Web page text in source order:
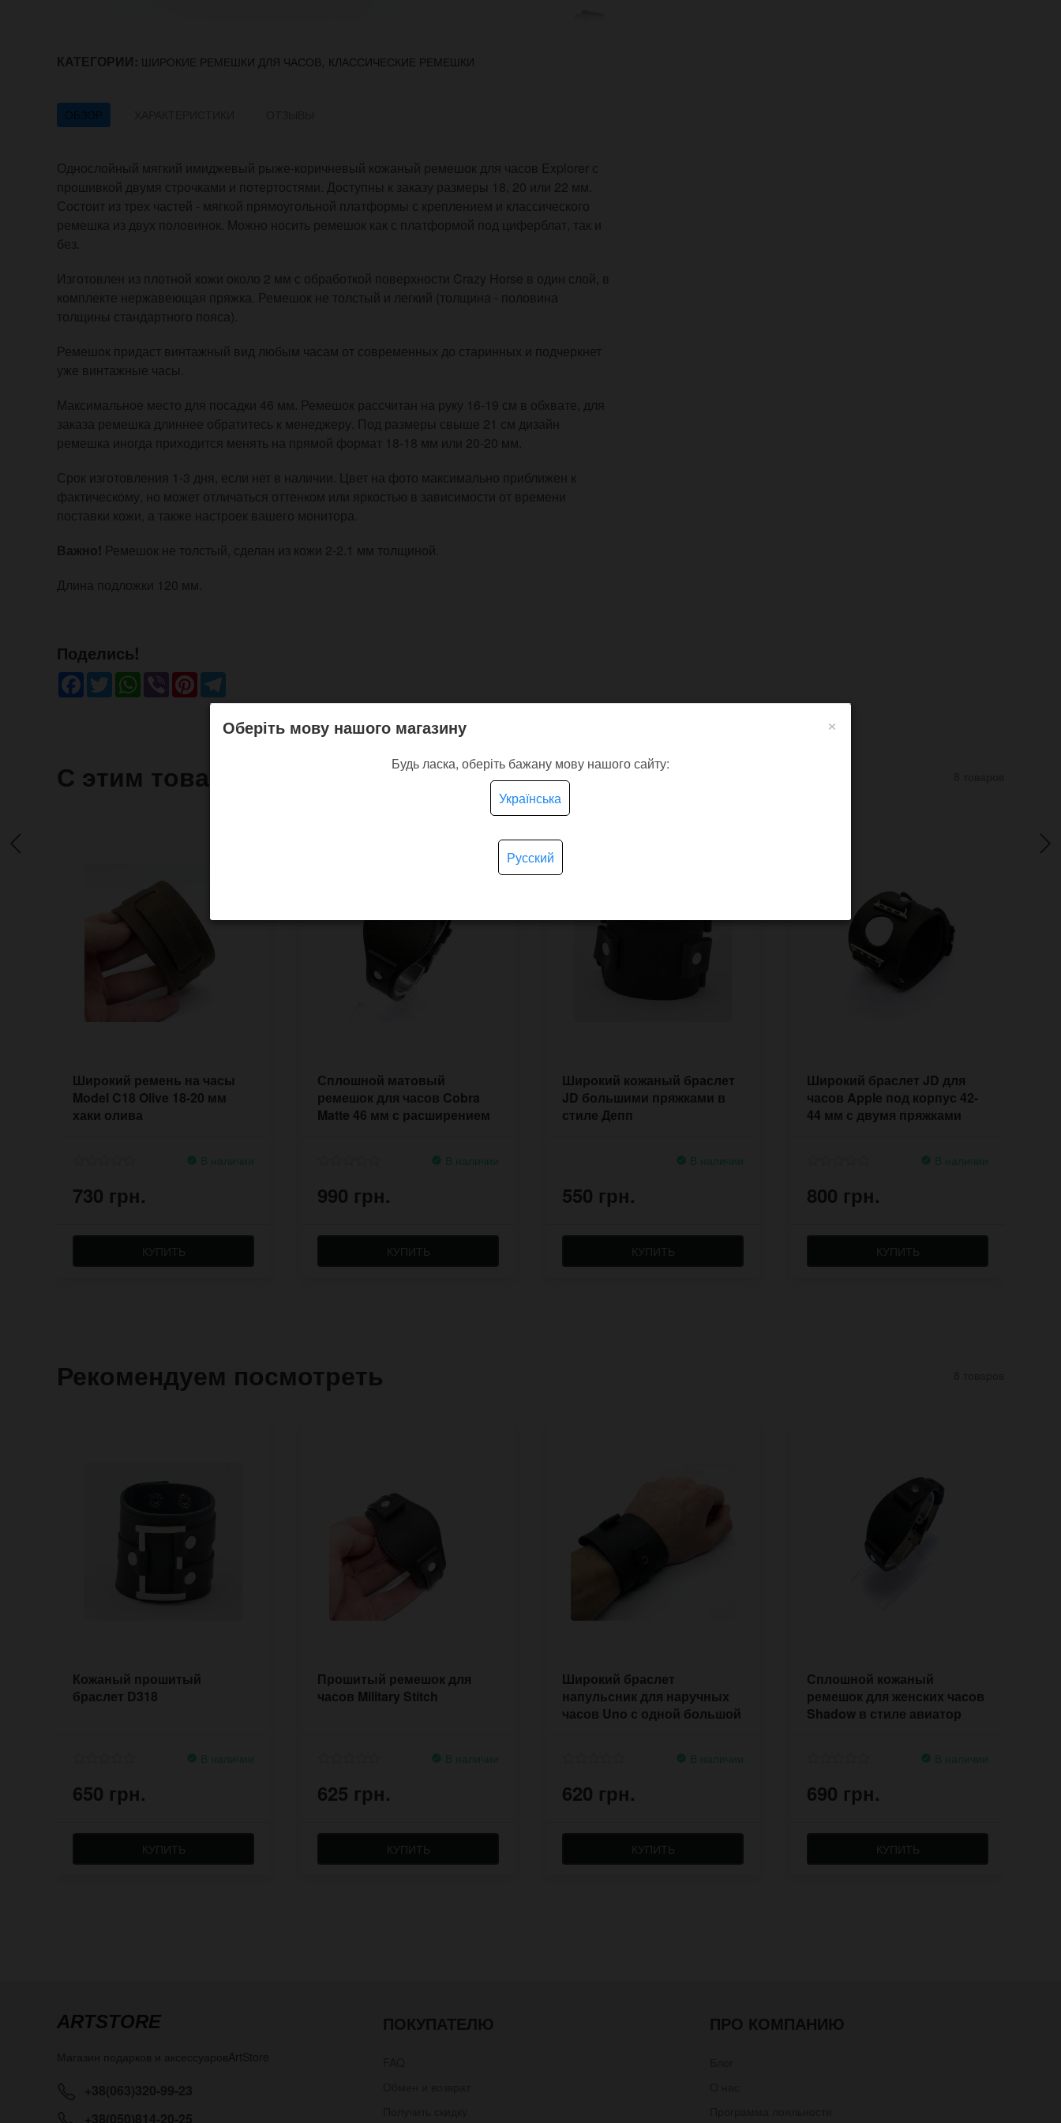
КАТЕГОРИИ: ШИРОКИЕ РЕМЕШКИ ДЛЯ ЧАСОВ, КЛАССИЧЕСКИЕ РЕМЕШКИ
ОБЗОР
Однослойный мягкий имиджевый рыже-коричневый кожаный ремешок для часов Explorer с
прошивкой двумя строчками и потертостями. Доступны к заказу размеры 18, 20 или 22 мм.
Состоит из трех частей - мягкой прямоугольной платформы с креплением и классического
ремешка из двух половинок. Можно носить ремешок как с платформой под циферблат, так и
без.
Изготовлен из плотной кожи около 2 мм с обработкой поверхности Crazy Horse в один слой, в
комплекте нержавеющая пряжка. Ремешок не толстый и легкий (толщина - половина
толщины стандартного пояса).
Ремешок придаст винтажный вид любым часам от современных до старинных и подчеркнет
уже винтажные часы.
Максимальное место для посадки 46 мм. Ремешок рассчитан на руку 16-19 см в обхвате, для
заказа ремешка длиннее обратитесь к менеджеру. Под размеры свыше 21 см дизайн
ремешка иногда приходится менять на прямой формат 18-18 мм или 20-20 мм.
Срок изготовления 1-3 дня, если нет в наличии. Цвет на фото максимально приближен к
фактическому, но может отличаться оттенком или яркостью в зависимости от времени
поставки кожи, а также настроек вашего монитора.
Важно! Ремешок не толстый, сделан из кожи 2-2.1 мм толщиной.
Длина подложки 120 мм.
Поделись!
Facebook
TwitterWhatsApp
ViberPinterest
С этим товаром часто покупают
Широкий ремень на часы
Model C18 Olive 18-20 мм
хаки олива
В наличии
730 грн.
КУПИТЬ
Сплошной матовый
ремешок для часов Cobra
Matte 46 мм с расширением
В наличии
990 грн.
КУПИТЬ
Широкий кожаный браслет
JD большими пряжками в
стиле Депп
В наличии
550 грн.
КУПИТЬ
Широкий браслет JD для
часов Apple под корпус 42-
44 мм с двумя пряжками
В наличии
800 грн.
КУПИТЬ
Рекомендуем посмотреть
Кожаный прошитый
браслет D318
В наличии
650 грн.
КУПИТЬ
Прошитый ремешок для
часов Military Stitch
В наличии
625 грн.
КУПИТЬ
Широкий браслет
напульсник для наручных
часов Uno с одной большой
В наличии
620 грн.
КУПИТЬ
Сплошной кожаный
ремешок для женских часов
Shadow в стиле авиатор
В наличии
690 грн.
КУПИТЬ
ARTSTORE ПОКУПАТЕЛЮ ПРО КОМПАНИЮ
×
Оберіть мову нашого магазину
Будь ласка, оберіть бажану мову нашого сайту:
Українська
Русский